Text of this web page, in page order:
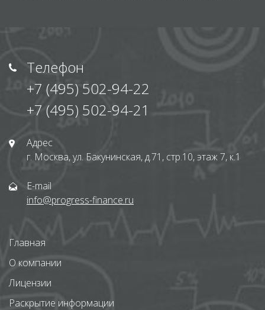
Телефон
+7 (495) 502-94-22
+7 (495) 502-94-21
Адрес
г. Москва, ул. Бакунинская, д.71, стр.10, этаж 7, к.1
E-mail
info@progress-finance.ru
Главная
О компании
Лицензии
Раскрытие информации